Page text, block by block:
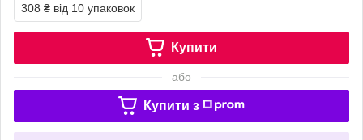
308 ₴ від 10 упаковок
Купити
або
Купити з